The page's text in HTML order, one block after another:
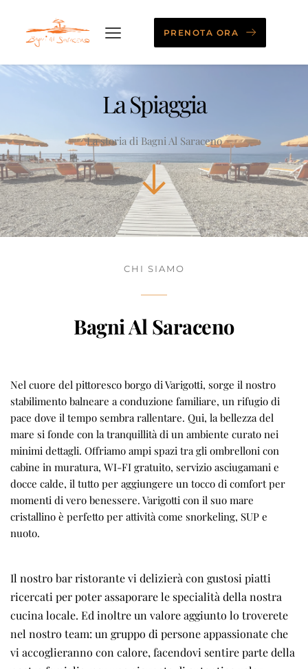
PRENOTA ORA
La Spiaggia
La storia di Bagni Al Saraceno
CHI SIAMO
Bagni Al Saraceno
Nel cuore del pittoresco borgo di Varigotti, sorge il nostro
stabilimento balneare a conduzione familiare, un rifugio di
pace dove il tempo sembra rallentare. Qui, la bellezza del
mare si fonde con la tranquillità di un ambiente curato nei
minimi dettagli. Offriamo ampi spazi tra gli ombrelloni con
cabine in muratura, WI-FI gratuito, servizio asciugamani e
docce calde, il tutto per aggiungere un tocco di comfort per
momenti di vero benessere. Varigotti con il suo mare
cristallino è perfetto per attività come snorkeling, SUP e
nuoto.
Il nostro bar ristorante vi delizierà con gustosi piatti
ricercati per poter assaporare le specialità della nostra
cucina locale. Ed inoltre un valore aggiunto lo troverete
nel nostro team: un gruppo di persone appassionate che
vi accoglieranno con calore, facendovi sentire parte della